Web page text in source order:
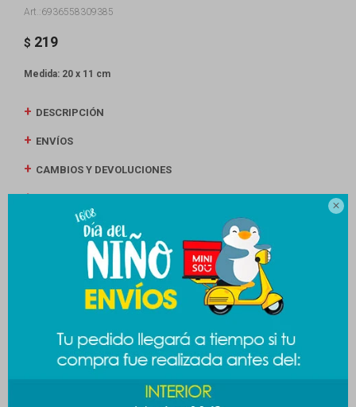

6936558309385
$ 219
Medida: 20 x 11 cm
DESCRIPCIÓN
ENVÍOS
CAMBIOS Y DEVOLUCIONES
Productos que te pueden interesar